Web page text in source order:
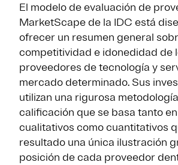
El modelo de evaluación de
MarketScape de la IDC está
ofrecer un resumen general
competitividad e idonedidad de
proveedores de tecnología y
mercado determinado. Sus
utilizan una rigurosa
calificación que se basa tanto
cualitativos como cuantitativos
resultado una única ilustración
posición de cada proveedor